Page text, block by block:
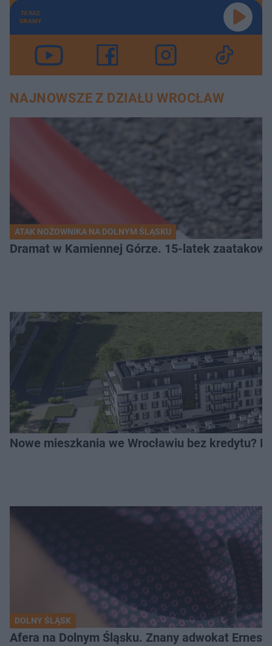
TERAZ
GRAMY
NAJNOWSZE Z DZIAŁU WROCŁAW
ATAK NOŻOWNIKA NA DOLNYM ŚLĄSKU
Dramat w Kamiennej Górze. 15-latek
Nowe mieszkania we Wrocławiu bez kredytu?
DOLNY ŚLĄSK
Afera na Dolnym Śląsku. Znany adwokat Ernest